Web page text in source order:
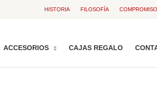
HISTORIA FILOSOFÍA
ACCESORIOS CAJAS REGALO